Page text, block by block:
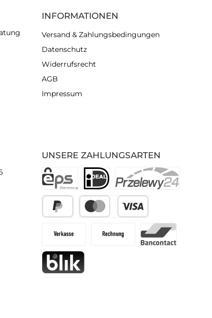
UNSERE ZAHLUNGSARTEN
INFORMATIONEN
Versand & Zahlungsbedingungen
Datenschutz
Widerrufsrecht
AGB
Impressum